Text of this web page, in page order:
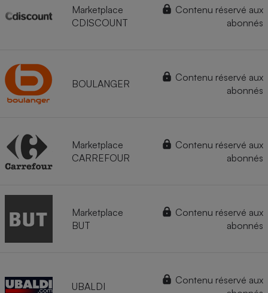
Marketplace
CDISCOUNT
Contenu réservé aux
abonnés
BOULANGER
Contenu réservé aux
abonnés
Marketplace
CARREFOUR
Contenu réservé aux
abonnés
Marketplace
BUT
Contenu réservé aux
abonnés
UBALDI
Contenu réservé aux